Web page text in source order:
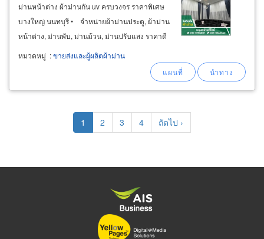
ม่านหน้าต่าง ผ้าม่านกัน uv ครบวงจร ราคาพิเศษ
บางใหญ่ นนทบุรี • จำหน่ายผ้าม่านประตู, ผ้าม่าน
หน้าต่าง, ม่านพับ, ม่านม้วน, ม่านปรับแสง ราคาดี
ถูกกว่าเจ้าอื่นๆ • ผ้าม่านประตู หน้าต่าง และ
ตกแต่งภายในบ้าน คอนโด บ้านจัดสรร เกรดพรีเมี่
หมวดหมู่ :ขายส่งและผู้ผลิตผ้าม่าน
Current
page
1 Page
2 Page
3 Page
4
Next
page
ถัดไป ›